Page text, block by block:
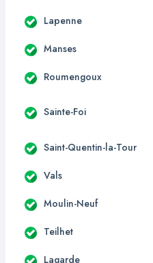
Lapenne
Manses
Roumengoux
Sainte-Foi
Saint-Quentin-la-Tour
Vals
Moulin-Neuf
Teilhet
Lagarde